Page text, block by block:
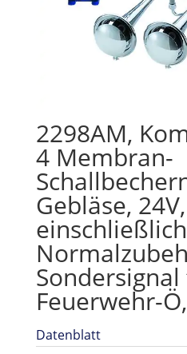
2298AM,
4 Membran-
Gebläse, 24V,
einschließlich
Feuerwehr-
Datenblatt